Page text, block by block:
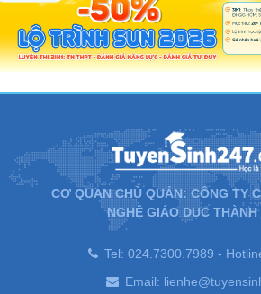
CƠ QUAN CHỦ QUẢN: CÔNG TY
NGHỆ GIÁO DỤC THÀNH
Tel: 024.7300.7989 -
Email: